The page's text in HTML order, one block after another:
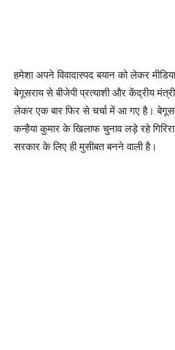
हमेशा अपने विवादास्पद बयान को लेकर
बेगूसराय से बीजेपी प्रत्‍याशी और केंद्रीय
लेकर एक बार फिर से चर्चा में आ गए है।
कन्हैया कुमार के खिलाफ चुनाव लड़े रहे
सरकार के लिए ही मुसीबत बनने वाली है।